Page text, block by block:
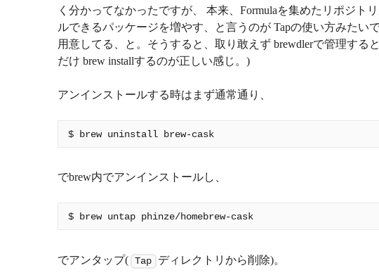
く分かってなかったですが、 本来、Formulaを集めたリポジト
ルできるパッケージを増やす、と言うのが Tapの使い方みたい
用意してる、と。そうすると、取り敢えず brewdlerで管理する
だけ brew installするのが正しい感じ。)
アンインストールする時はまず通常通り、
でbrew内でアンインストールし、
でアンタップ( Tap ディレクトリから削除)。